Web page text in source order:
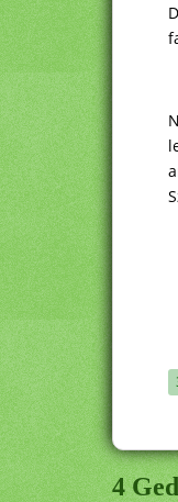
4